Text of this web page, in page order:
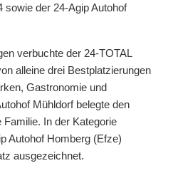
sowie der 24-Agip Autohof
verbuchte der 24-TOTAL
alleine drei Bestplatzierungen
Gastronomie und
Mühldorf belegte den
In der Kategorie
Autohof Homberg (Efze)
ausgezeichnet.